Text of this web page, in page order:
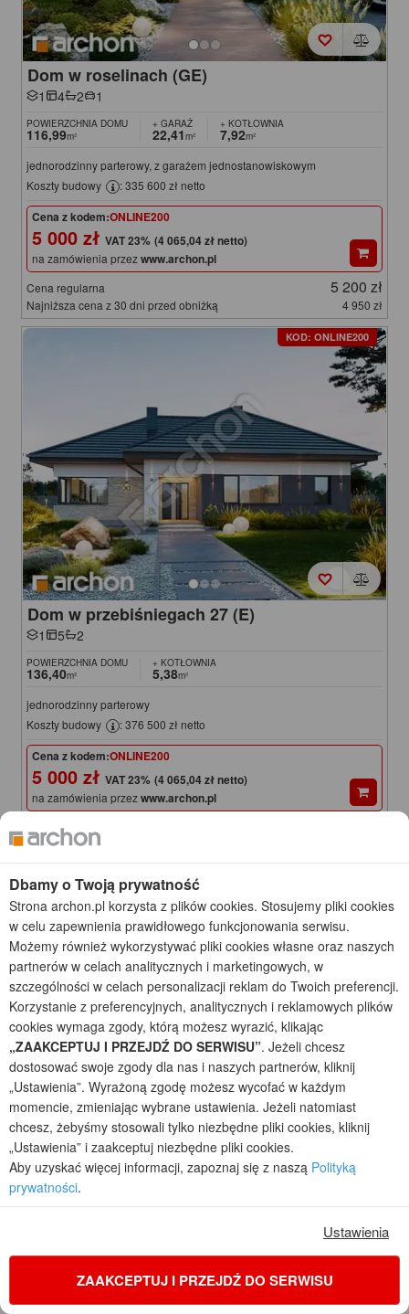
Dom w roselinach (GE)
1 4 2 1
POWIERZCHNIA DOMU
116,99m²
+ GARAŻ
22,41m²
+ KOTŁOWNIA
7,92m²
jednorodzinny parterowy, z garażem jednostanowiskowym
Koszty budowy
: 335 600 zł netto
Cena z kodem:ONLINE200
5 000 zł (4 065,04 zł netto)
na zamówienia przezwww.archon.pl
Cena regularna 5 200 zł
Najniższa cena z 30 dni przed obniżką 4 950 zł
KOD: ONLINE200
Dom w przebiśniegach 27 (E)
1 5 2
POWIERZCHNIA DOMU
136,40m²
+ KOTŁOWNIA
5,38m²
jednorodzinny parterowy
Koszty budowy
: 376 500 zł netto
Cena z kodem:ONLINE200
5 000 zł (4 065,04 zł netto)
na zamówienia przezwww.archon.pl
Cena regularna
Najniższa cena z 30 dni przed obniżką
Dom w alwach 3 (A)
1 5 2
137,61 6,66
Dbamy o Twoją prywatność
Strona archon.pl korzysta z plików cookies. Stosujemy pliki cookies
w celu zapewnienia prawidłowego funkcjonowania serwisu.
Możemy również wykorzystywać pliki cookies własne oraz naszych
partnerów w celach analitycznych i marketingowych, w
szczególności w celach personalizacji reklam do Twoich preferencji.
Korzystanie z preferencyjnych, analitycznych i reklamowych plików
cookies wymaga zgody, którą możesz wyrazić, klikając
„ZAAKCEPTUJ I PRZEJDŹ DO SERWISU”. Jeżeli chcesz
dostosować swoje zgody dla nas i naszych partnerów, kliknij
„Ustawienia”. Wyrażoną zgodę możesz wycofać w każdym
momencie, zmieniając wybrane ustawienia. Jeżeli natomiast
chcesz, żebyśmy stosowali tylko niezbędne pliki cookies, kliknij
„Ustawienia” i zaakceptuj niezbędne pliki cookies.
Aby uzyskać więcej informacji, zapoznaj się z naszą Polityką
prywatności.
Ustawienia
ZAAKCEPTUJ I PRZEJDŹ DO SERWISU